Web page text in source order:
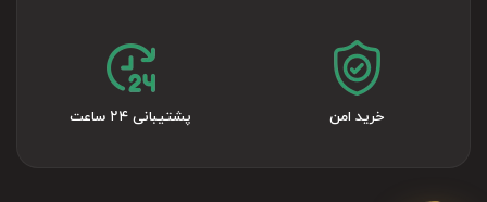
خرید امن پشتیبانی ۲۴ ساعت